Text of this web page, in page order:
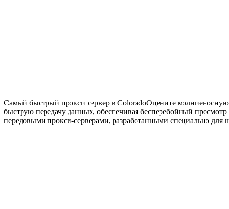
Самый быстрый прокси-сервер в ColoradoОцените молниеносную
быструю передачу данных, обеспечивая бесперебойный
передовыми прокси-серверами, разработанными специально для